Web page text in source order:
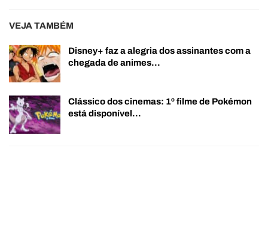
VEJA TAMBÉM
Disney+ faz a alegria dos assinantes com a
chegada de animes…
Clássico dos cinemas: 1º filme de Pokémon
está disponível…